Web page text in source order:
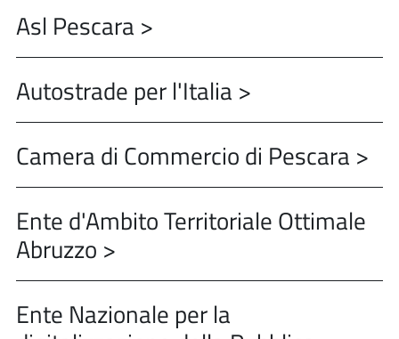
Asl Pescara >
Autostrade per l'Italia >
Camera di Commercio di Pescara >
Ente d'Ambito Territoriale Ottimale
Abruzzo >
Ente Nazionale per la